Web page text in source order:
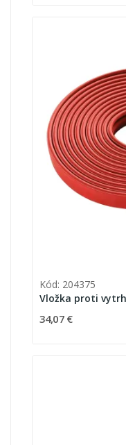
Kód: 204375
Vložka proti
34,07 €